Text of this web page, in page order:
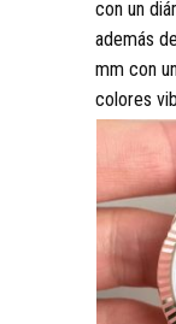
con un
además
mm con
colores